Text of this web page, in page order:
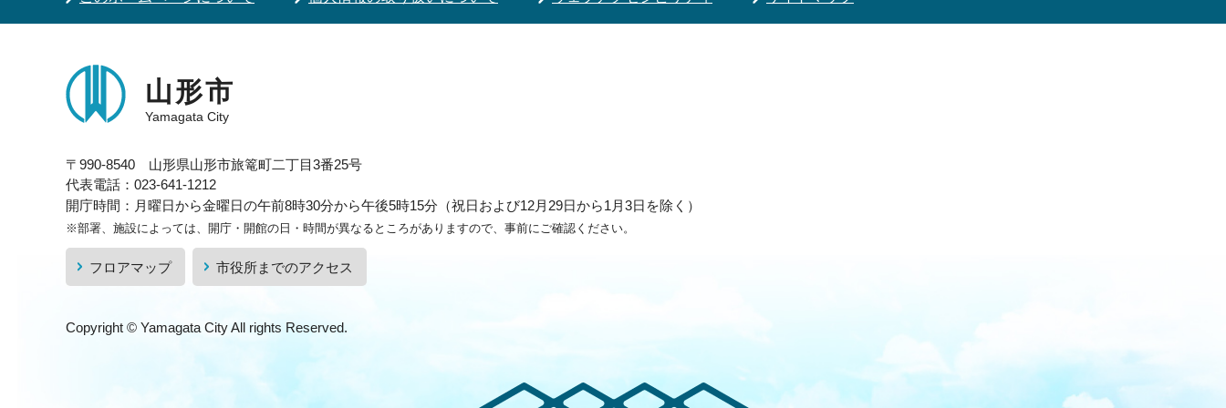
山形市
Yamagata City
〒990-8540 山形県山形市旅篭町二丁目3番25号
代表電話：023-641-1212
開庁時間：月曜日から金曜日の午前8時30分から午後5時15分（祝日および12月29日から1月3日を除く）
※部署、施設によっては、開庁・開館の日・時間が異なるところがありますので、事前にご確認ください。
フロアマップ 市役所までのアクセス
Copyright © Yamagata City All rights Reserved.